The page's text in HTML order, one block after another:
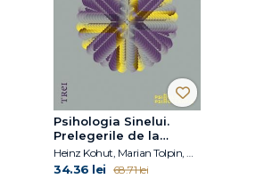
Psihologia Sinelui.
Prelegerile de la
Institutul de
Psihanaliză din
Chicago
Heinz Kohut, Marian Tolpin, Paul Tolpin
34.36 lei 68.71 lei